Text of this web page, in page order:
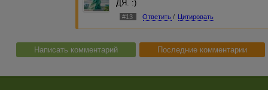
ДЯ. :)
#13 Ответить / Цитировать
Написать комментарий Последние комментарии